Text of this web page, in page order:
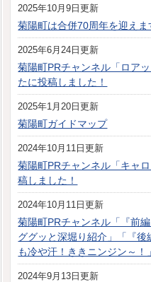
2025年10月9日更新
菊陽町は合併70周年を迎えま
2025年6月24日更新
菊陽町PRチャンネル「ロア
たに投稿しました！
2025年1月20日更新
菊陽町ガイドマップ
2024年10月11日更新
菊陽町PRチャンネル「キャ
稿しました！
2024年10月11日更新
菊陽町PRチャンネル「『前
ググッと深堀り紹介」「『
も冷や汗！ききニンジン～！
2024年9月13日更新